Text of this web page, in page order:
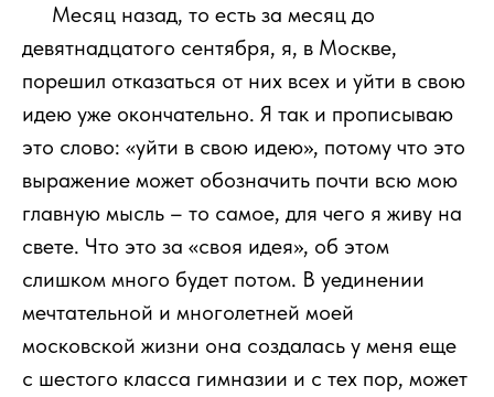
Месяц назад, то есть за месяц до
девятнадцатого сентября, я, в Москве,
порешил отказаться от них всех и уйти в свою
идею уже окончательно. Я так и прописываю
это слово: «уйти в свою идею», потому что это
выражение может обозначить почти всю мою
главную мысль – то самое, для чего я живу на
свете. Что это за «своя идея», об этом
слишком много будет потом. В уединении
мечтательной и многолетней моей
московской жизни она создалась у меня еще
с шестого класса гимназии и с тех пор, может